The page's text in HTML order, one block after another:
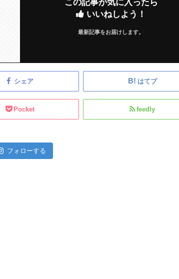
いいねしよう！
最新記事をお届けします。
シェア はてブ
Pocket feedly
フォローする